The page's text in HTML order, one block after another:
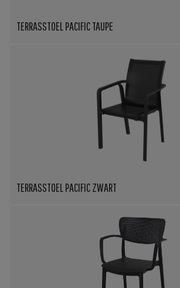
TERRASSTOEL PACIFIC TAUPE
TERRASSTOEL PACIFIC ZWART